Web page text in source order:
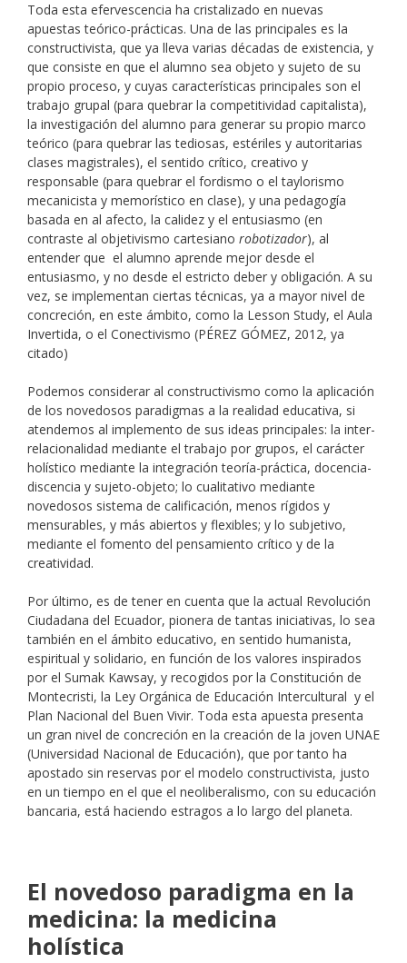
Toda esta efervescencia ha cristalizado en nuevas
apuestas teórico-prácticas. Una de las principales es la
constructivista, que ya lleva varias décadas de existencia, y
que consiste en que el alumno sea objeto y sujeto de su
propio proceso, y cuyas características principales son el
trabajo grupal (para quebrar la competitividad capitalista),
la investigación del alumno para generar su propio marco
teórico (para quebrar las tediosas, estériles y autoritarias
clases magistrales), el sentido crítico, creativo y
responsable (para quebrar el fordismo o el taylorismo
mecanicista y memorístico en clase), y una pedagogía
basada en al afecto, la calidez y el entusiasmo (en
contraste al objetivismo cartesiano robotizador), al
entender que el alumno aprende mejor desde el
entusiasmo, y no desde el estricto deber y obligación. A su
vez, se implementan ciertas técnicas, ya a mayor nivel de
concreción, en este ámbito, como la Lesson Study, el Aula
Invertida, o el Conectivismo (PÉREZ GÓMEZ, 2012, ya
citado)
Podemos considerar al constructivismo como la aplicación
de los novedosos paradigmas a la realidad educativa, si
atendemos al implemento de sus ideas principales: la inter-
relacionalidad mediante el trabajo por grupos, el carácter
holístico mediante la integración teoría-práctica, docencia-
discencia y sujeto-objeto; lo cualitativo mediante
novedosos sistema de calificación, menos rígidos y
mensurables, y más abiertos y flexibles; y lo subjetivo,
mediante el fomento del pensamiento crítico y de la
creatividad.
Por último, es de tener en cuenta que la actual Revolución
Ciudadana del Ecuador, pionera de tantas iniciativas, lo sea
también en el ámbito educativo, en sentido humanista,
espiritual y solidario, en función de los valores inspirados
por el Sumak Kawsay, y recogidos por la Constitución de
Montecristi, la Ley Orgánica de Educación Intercultural y el
Plan Nacional del Buen Vivir. Toda esta apuesta presenta
un gran nivel de concreción en la creación de la joven UNAE
(Universidad Nacional de Educación), que por tanto ha
apostado sin reservas por el modelo constructivista, justo
en un tiempo en el que el neoliberalismo, con su educación
bancaria, está haciendo estragos a lo largo del planeta.
El novedoso paradigma en la
medicina: la medicina
holística